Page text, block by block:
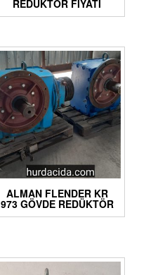
REDÜKTÖR FIYATI
ALMAN FLENDER KR
973 GÖVDE REDÜKTÖR